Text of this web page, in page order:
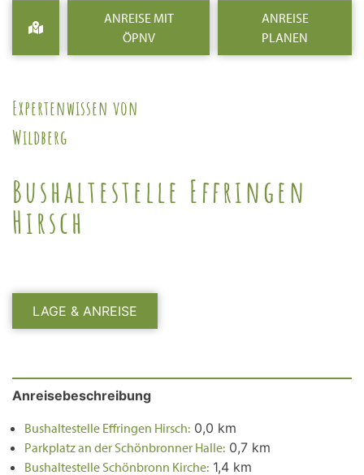
ANREISE MIT
ÖPNV
ANREISE
PLANEN
Expertenwissen von
Wildberg
Bushaltestelle Effringen
Hirsch
LAGE & ANREISE
Anreisebeschreibung
Bushaltestelle Effringen Hirsch: 0,0 km
Parkplatz an der Schönbronner Halle: 0,7 km
Bushaltestelle Schönbronn Kirche: 1,4 km